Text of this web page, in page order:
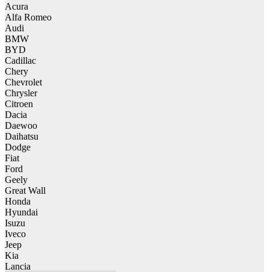
Acura
Alfa Romeo
Audi
BMW
BYD
Cadillac
Chery
Chevrolet
Chrysler
Citroen
Dacia
Daewoo
Daihatsu
Dodge
Fiat
Ford
Geely
Great Wall
Honda
Hyundai
Isuzu
Iveco
Jeep
Kia
Lancia